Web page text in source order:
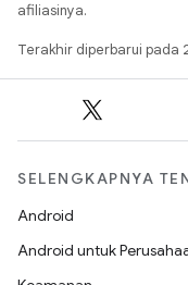
afiliasinya.
Terakhir diperbarui pada
SELENGKAPNYA
Android
Android untuk